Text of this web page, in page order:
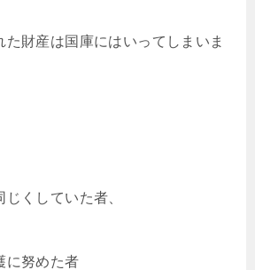
財産は国庫にはいってしまいま
くしていた者、
に努めた者